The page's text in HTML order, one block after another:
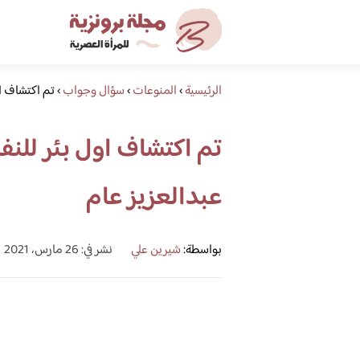
الرئيسية›المنوعات›سؤال وجواب›تم اكتشاف
تم اكتشاف اول بئر
عبدالعزيز عام
بواسطة:شيرين علي نشر في: 26 مارس، 2021